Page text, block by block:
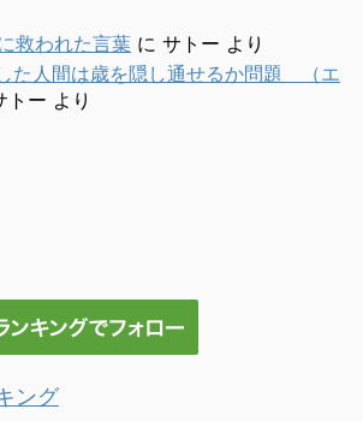
救われた言葉 に サトー より
た人間は歳を隠し通せるか問題 （エ
トー より
ング